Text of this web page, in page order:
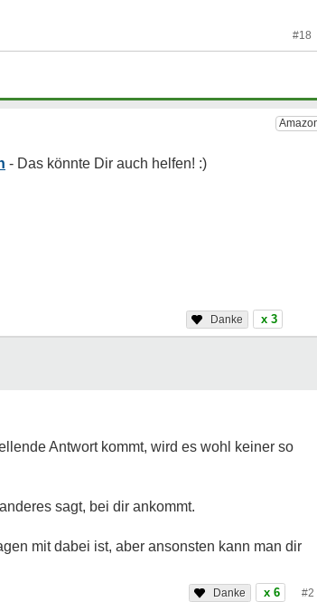
#18
x 3
Antwort kommt, wird es wohl keiner so
sagt, bei dir ankommt.
mit dabei ist, aber ansonsten kann man dir
x 6 #2